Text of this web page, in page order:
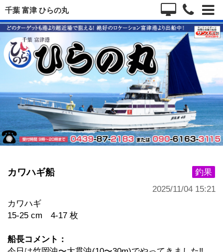
千葉 富津 ひらの丸
釣果
カワハギ船
2025/11/04 15:21
カワハギ
15-25 cm 4-17 枚
船長コメント：